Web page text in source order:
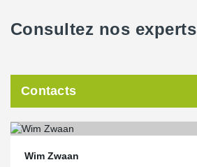
Consultez nos experts
Contacts
Wim Zwaan